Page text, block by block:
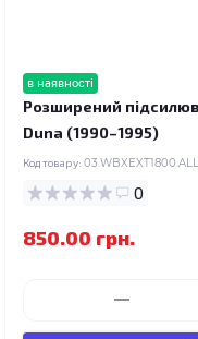
в наявності
Розширений
Duna (1990–1995)
Код товару:
0
850.00 грн.